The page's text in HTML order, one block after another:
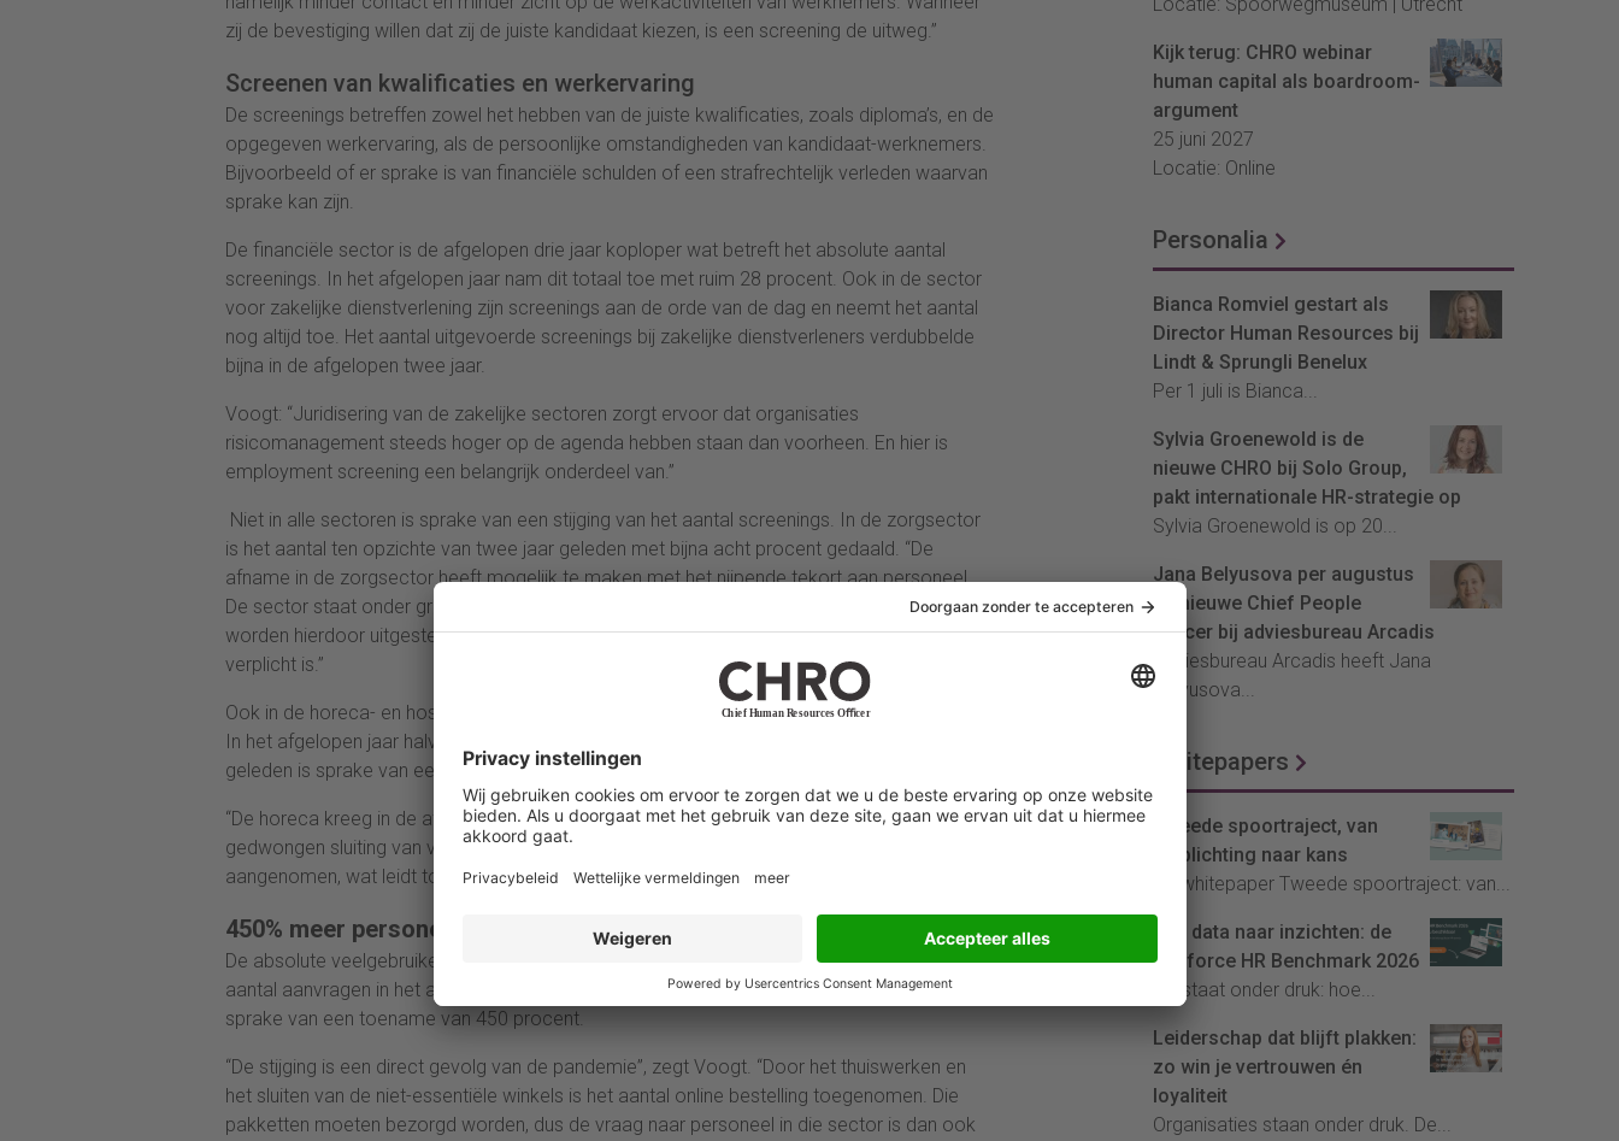
zij de bevestiging willen dat zij de juiste kandidaat kiezen, is een screening de uitweg.”
Screenen van kwalificaties en werkervaring
De screenings betreffen zowel het hebben van de juiste kwalificaties, zoals diploma’s, en de
opgegeven werkervaring, als de persoonlijke omstandigheden van kandidaat-werknemers.
Bijvoorbeeld of er sprake is van financiële schulden of een strafrechtelijk verleden waarvan
sprake kan zijn.
De financiële sector is de afgelopen drie jaar koploper wat betreft het absolute aantal
screenings. In het afgelopen jaar nam dit totaal toe met ruim 28 procent. Ook in de sector
voor zakelijke dienstverlening zijn screenings aan de orde van de dag en neemt het aantal
nog altijd toe. Het aantal uitgevoerde screenings bij zakelijke dienstverleners verdubbelde
bijna in de afgelopen twee jaar.
Voogt: “Juridisering van de zakelijke sectoren zorgt ervoor dat organisaties
risicomanagement steeds hoger op de agenda hebben staan dan voorheen. En hier is
employment screening een belangrijk onderdeel van.”
Niet in alle sectoren is sprake van een stijging van het aantal screenings. In de zorgsector
is het aantal ten opzichte van twee jaar geleden met bijna acht procent gedaald. “De
afname in de zorgsector heeft mogelijk te maken met het nijpende tekort aan personeel.
De sector staat onder grote druk en screenings voor banen waar dit niet noodzakelijk is,
worden hierdoor uitgesteld. Behalve bij sollicitanten voor banen waarbij een screening
verplicht is.”
Ook in de horeca- en hospitality sector is sprake van een daling van het aantal screenings.
In het afgelopen jaar halveerde de hoeveelheid screenings. Ten opzichte van twee jaar
geleden is sprake van een afname van dertig procent.
“De horeca kreeg in de afgelopen twee jaar natuurlijk flinke klappen te verduren. De
gedwongen sluiting van veel ondernemingen maakte dat een stuk minder personeel is
aangenomen, wat leidt tot een daling in het aantal aanvragen”, zegt Voogt.
450% meer personeelsscreening in logistieke sector
De absolute veelgebruiker van de personeelsscreening is de logistieksector, waar het
aantal aanvragen in het afgelopen jaar meer dan vervijfvoudigd is. Ten opzichte van 2019 is
sprake van een toename van 450 procent.
“De stijging is een direct gevolg van de pandemie”, zegt Voogt. “Door het thuiswerken en
het sluiten van de niet-essentiële winkels is het aantal online bestelling toegenomen. Die
pakketten moeten bezorgd worden, dus de vraag naar personeel in die sector is dan ook
Kijk terug: CHRO webinar
human capital als boardroom-
argument
25 juni 2027
Locatie: Online
Personalia
Bianca Romviel gestart als
Director Human Resources bij
Lindt & Sprungli Benelux
Per 1 juli is Bianca...
Sylvia Groenewold is de
nieuwe CHRO bij Solo Group,
pakt internationale HR-strategie op
Sylvia Groenewold is op 20...
Jana Belyusova per augustus
de nieuwe Chief People
Officer bij adviesbureau Arcadis
Adviesbureau Arcadis heeft Jana
Belyusova...
Whitepapers
Tweede spoortraject, van
verplichting naar kans
De whitepaper Tweede spoortraject: van...
Van data naar inzichten: de
Youforce HR Benchmark 2026
HR staat onder druk: hoe...
Leiderschap dat blijft plakken:
zo win je vertrouwen én
loyaliteit
Organisaties staan onder druk. De...